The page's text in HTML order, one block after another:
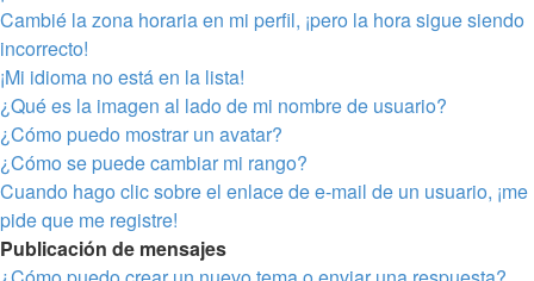
Cambié la zona horaria en mi perfil, ¡pero la hora sigue siendo
incorrecto!
¡Mi idioma no está en la lista!
¿Qué es la imagen al lado de mi nombre de usuario?
¿Cómo puedo mostrar un avatar?
¿Cómo se puede cambiar mi rango?
Cuando hago clic sobre el enlace de e-mail de un usuario, ¡me
pide que me registre!
Publicación de mensajes